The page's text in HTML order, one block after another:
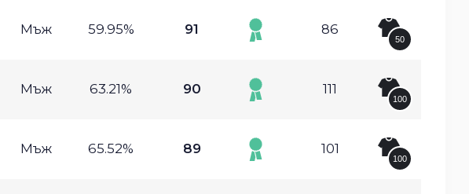
Мъж 59.95% 91 86
50
Мъж 63.21% 90 111
100
Мъж 65.52% 89 101
100